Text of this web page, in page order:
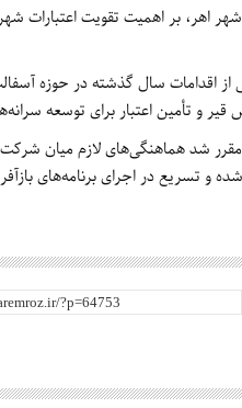
اهر، بر اهمیت تقویت اعتبارات
اقدامات سال گذشته در حوزه
و تأمین اعتبار برای توسعه
شد هماهنگی‌های لازم میان
و تسریع در اجرای برنامه‌های